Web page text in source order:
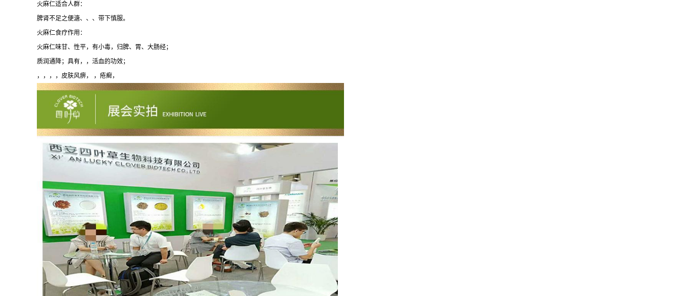
火麻仁适合人群：
脾肾不足之便溏、、、带下慎服。
火麻仁食疗作用：
火麻仁味甘、性平，有小毒，归脾、胃、大肠经；
质润通降；具有，，活血的功效；
，，，，皮肤风痹， ，疮癣，